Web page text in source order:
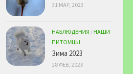
31 МАР, 2023
НАБЛЮДЕНИЯ /НАШИ
ПИТОМЦЫ
Зима 2023
28 ФЕВ, 2023